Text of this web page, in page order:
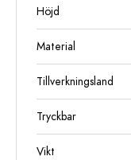
Höjd
Material
Tillverkningsland
Tryckbar
Vikt